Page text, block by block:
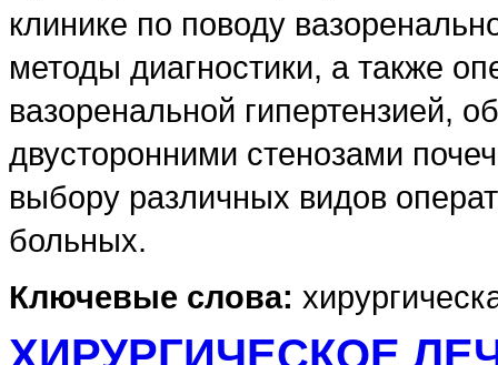
клинике по поводу
методы диагностики, а также
вазоренальной гипертензией,
двусторонними стенозами
выбору различных видов
больных.
Ключевые слова:
ХИРУРГИЧЕСКОЕ